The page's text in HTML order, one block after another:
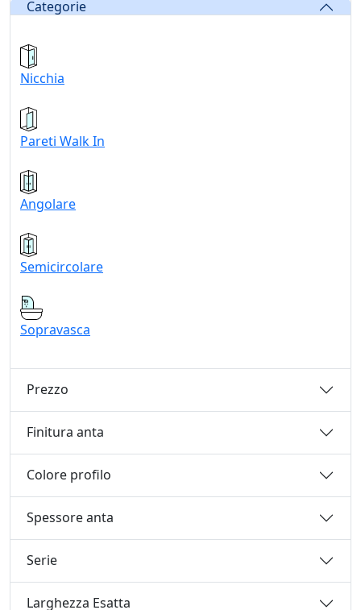
Categorie
Nicchia
Pareti Walk In
Angolare
Semicircolare
Sopravasca
Prezzo
Finitura anta
Colore profilo
Spessore anta
Serie
Larghezza Esatta